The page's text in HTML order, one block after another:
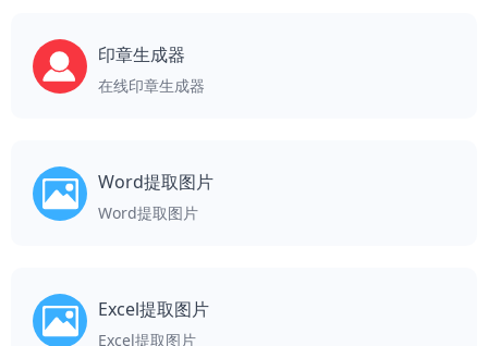
印章生成器
在线印章生成器
Word提取图片
Word提取图片
Excel提取图片
Excel提取图片